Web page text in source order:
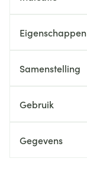
Eigenschappen
Samenstelling
Gebruik
Gegevens